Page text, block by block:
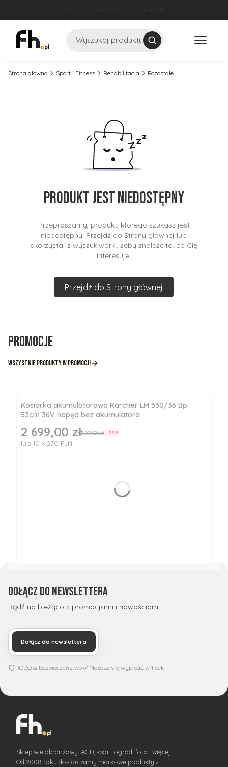
Szukaj
Strona główna Sport i Fitness Rehabilitacja Pozostałe
Produkt jest niedostępny
Przepraszamy, produkt, którego szukasz jest
niedostępny. Przejdź do Strony głównej lub
skorzystaj z wyszukiwarki, żeby znaleźć to, co Cię
interesuje.
Przejdź do Strony głównej
Promocje
Wszystkie produkty w promocji
Kosiarka akumulatorowa Karcher LM 530/36 Bp
53cm 36V napęd bez akumulatora
Cena promocyjna
2 699,00 zł3 999,00 zł -33%
lub 10 × 270 PLN
Dołącz do newslettera
Bądź na bieżąco z promocjami i nowościami.
Dołącz do newslettera
RODO & bezpieczeństwo Możesz się wypisać w 1 sek
Sklep wielobranżowy. AGD, sport, ogród, foto i więcej.
Od 2008 roku dostarczamy markowe produkty z